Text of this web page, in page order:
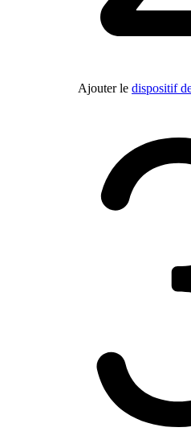
Ajouter le dispositif